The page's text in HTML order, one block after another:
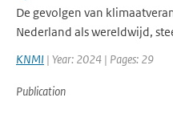
De gevolgen van
Nederland als wereldwijd,
KNMI | Year: 2024 | Pages: 29
Publication